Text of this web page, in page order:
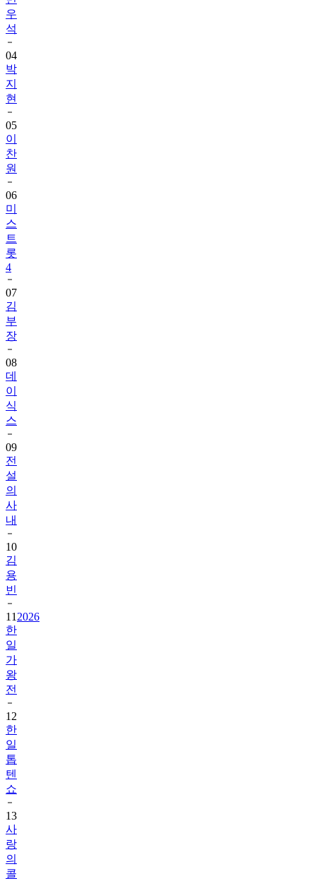
우
석
04
박
지
현
05
이
찬
원
06
미
스
트
롯
4
07
김
부
장
08
데
이
식
스
09
전
설
의
사
내
10
김
용
빈
11 2026
한
일
가
왕
전
12
한
일
톱
텐
쇼
13
사
랑
의
콜